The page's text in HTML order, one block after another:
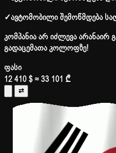
✓ავტომობილი შემოწმდება
კომპანია არ იძლევა არანაირ
გადაცემათა კოლოფზე!
ფასი
12 410 $≈ 33 101 ₾
⇄